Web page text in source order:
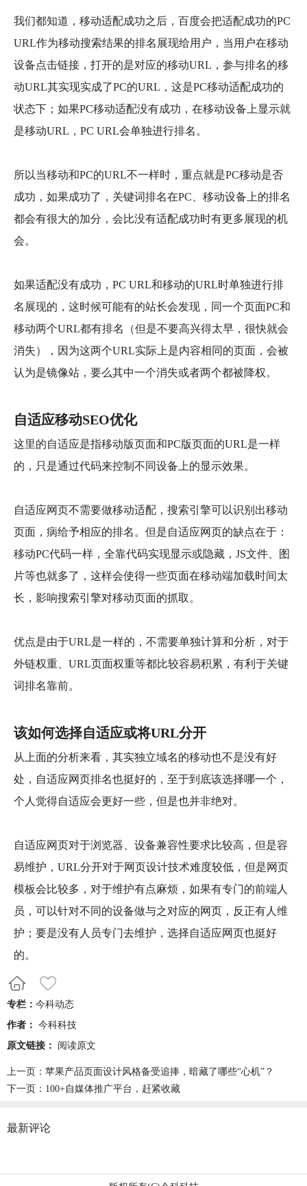
我们都知道，移动适配成功之后，百度会把适配成功的PC
URL作为移动搜索结果的排名展现给用户，当用户在移动
设备点击链接，打开的是对应的移动URL，参与排名的移
动URL其实现实成了PC的URL，这是PC移动适配成功的
状态下；如果PC移动适配没有成功，在移动设备上显示就
是移动URL，PC URL会单独进行排名。
所以当移动和PC的URL不一样时，重点就是PC移动是否
成功，如果成功了，关键词排名在PC、移动设备上的排名
都会有很大的加分，会比没有适配成功时有更多展现的机
会。
如果适配没有成功，PC URL和移动的URL时单独进行排
名展现的，这时候可能有的站长会发现，同一个页面PC和
移动两个URL都有排名（但是不要高兴得太早，很快就会
消失），因为这两个URL实际上是内容相同的页面，会被
认为是镜像站，要么其中一个消失或者两个都被降权。
自适应移动SEO优化
这里的自适应是指移动版页面和PC版页面的URL是一样
的，只是通过代码来控制不同设备上的显示效果。
自适应网页不需要做移动适配，搜索引擎可以识别出移动
页面，病给予相应的排名。但是自适应网页的缺点在于：
移动PC代码一样，全靠代码实现显示或隐藏，JS文件、图
片等也就多了，这样会使得一些页面在移动端加载时间太
长，影响搜索引擎对移动页面的抓取。
优点是由于URL是一样的，不需要单独计算和分析，对于
外链权重、URL页面权重等都比较容易积累，有利于关键
词排名靠前。
该如何选择自适应或将URL分开
从上面的分析来看，其实独立域名的移动也不是没有好
处，自适应网页排名也挺好的，至于到底该选择哪一个，
个人觉得自适应会更好一些，但是也并非绝对。
自适应网页对于浏览器、设备兼容性要求比较高，但是容
易维护，URL分开对于网页设计技术难度较低，但是网页
模板会比较多，对于维护有点麻烦，如果有专门的前端人
员，可以针对不同的设备做与之对应的网页，反正有人维
护；要是没有人员专门去维护，选择自适应网页也挺好
的。
专栏： 今科动态
作者： 今科科技
原文链接：
阅读原文
上一页： 苹果产品页面设计风格备受追捧，暗藏了哪些“心机”？
下一页： 100+自媒体推广平台，赶紧收藏
最新评论